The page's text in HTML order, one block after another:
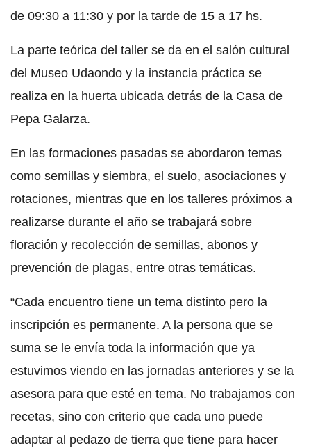
de 09:30 a 11:30 y por la tarde de 15 a 17 hs.
La parte teórica del taller se da en el salón cultural
del Museo Udaondo y la instancia práctica se
realiza en la huerta ubicada detrás de la Casa de
Pepa Galarza.
En las formaciones pasadas se abordaron temas
como semillas y siembra, el suelo, asociaciones y
rotaciones, mientras que en los talleres próximos a
realizarse durante el año se trabajará sobre
floración y recolección de semillas, abonos y
prevención de plagas, entre otras temáticas.
“Cada encuentro tiene un tema distinto pero la
inscripción es permanente. A la persona que se
suma se le envía toda la información que ya
estuvimos viendo en las jornadas anteriores y se la
asesora para que esté en tema. No trabajamos con
recetas, sino con criterio que cada uno puede
adaptar al pedazo de tierra que tiene para hacer